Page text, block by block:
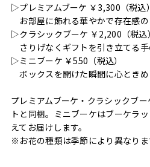
▷プレミアムブーケ ￥3,300（税込）
お部屋に飾れる華やかで存在感の
▷クラシックブーケ ￥2,200（税込）
さりげなくギフトを引き立てる手
▷ミニブーケ ￥550（税込）
ボックスを開けた瞬間に心ときめ
プレミアムブーケ・クラシックブ
トと同梱。ミニブーケはブーケラ
えてお届けします。
※お花の種類は季節により異なりま